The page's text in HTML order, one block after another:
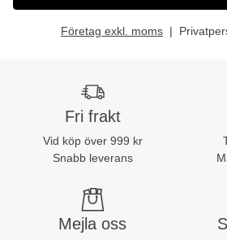
Företag exkl. moms
Fri frakt
Vid köp över 999 kr
Snabb leverans
Mejla oss